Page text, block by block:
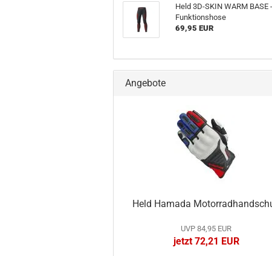
Held 3D-SKIN WARM BASE -
Funktionshose
69,95 EUR
Angebote
Held Hamada
UVP 84,95 EUR
jetzt 72,21 EUR